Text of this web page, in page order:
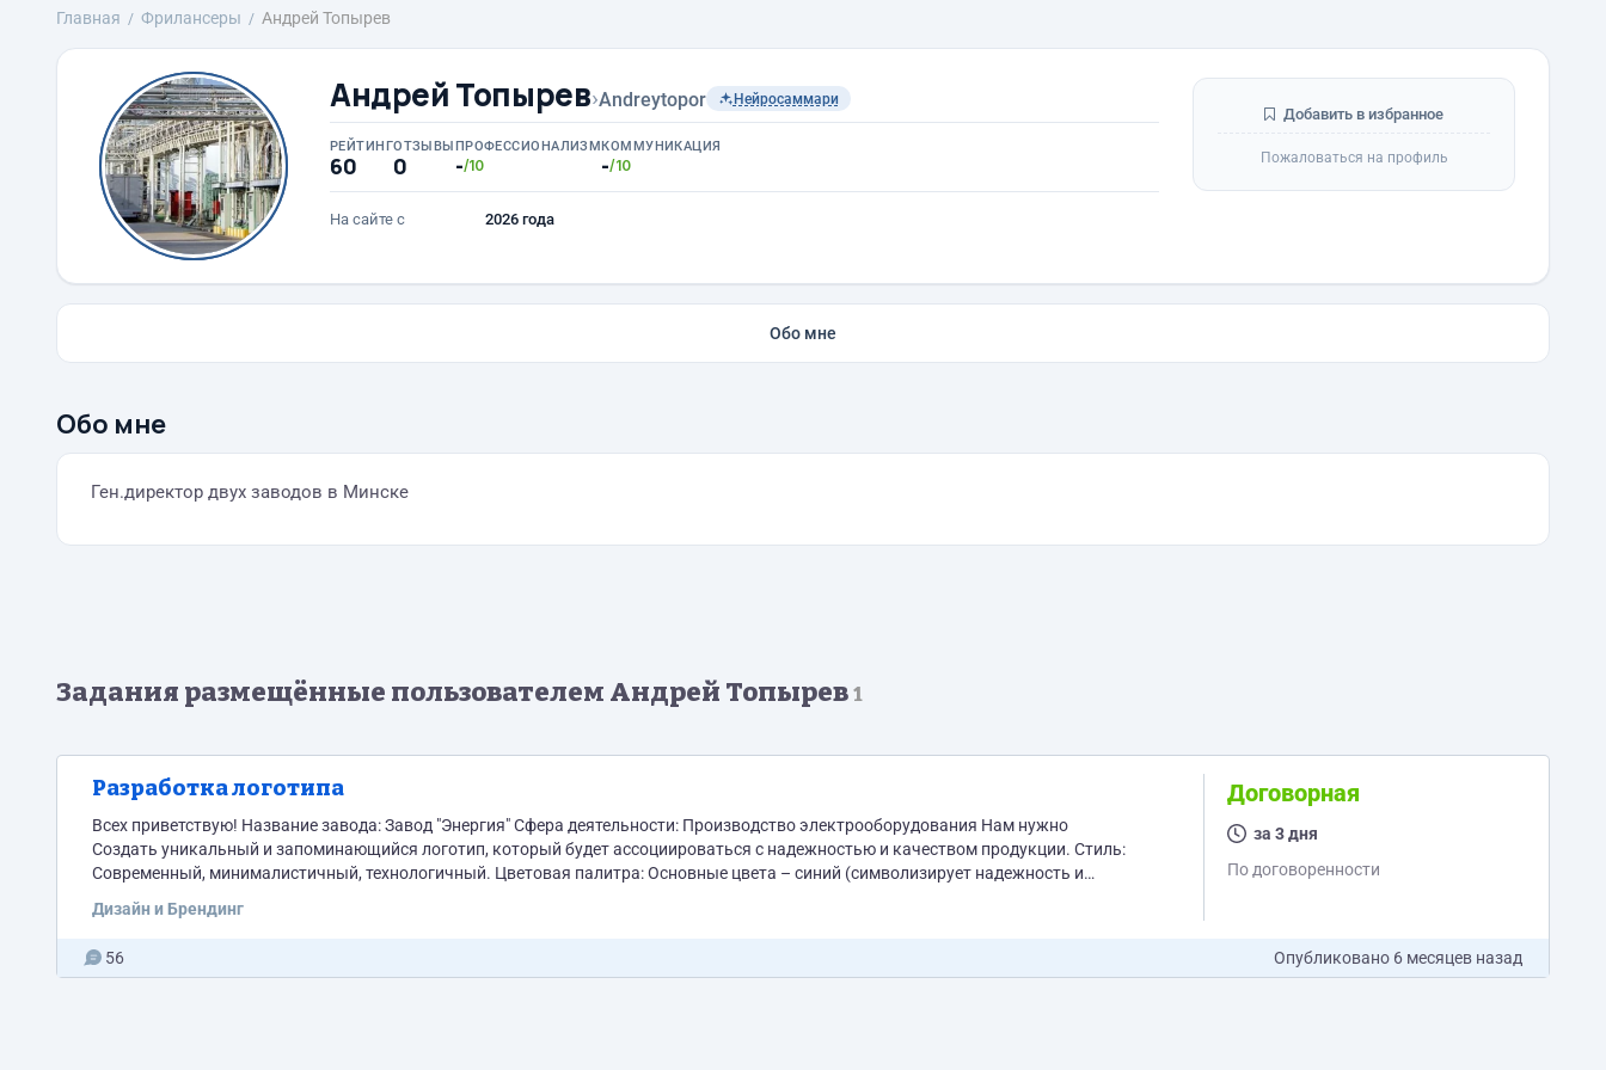
Главная Фрилансеры Андрей Топырев
Андрей Топырев›Andreytopor Нейросаммари
РЕЙТИНГ
60
ОТЗЫВЫ
0
ПРОФЕССИОНАЛИЗМ
-/10
КОММУНИКАЦИЯ
-/10
На сайте с 2026 года
Добавить в избранное
Пожаловаться на профиль
Обо мне
Обо мне
Ген.директор двух заводов в Минске
Задания размещённые пользователем Андрей Топырев 1
Разработка логотипа
Всех приветствую! Название завода: Завод "Энергия" Сфера деятельности: Производство электрооборудования Нам нужно
Создать уникальный и запоминающийся логотип, который будет ассоциироваться с надежностью и качеством продукции. Стиль:
Современный, минималистичный, технологичный. Цветовая палитра: Основные цвета – синий (символизирует надежность и
или черный для акцентов. Шрифты: Четкие, легко читаемые шрифты без засечек. Возможна...
Дизайн и Брендинг
Договорная
за 3 дня
По договоренности
56 Опубликовано 6 месяцев назад